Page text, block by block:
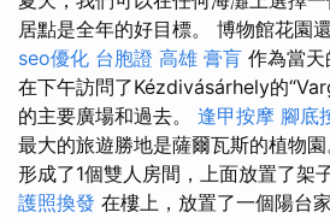
居點是全年的好目標。 博物館花園
seo優化 台胞證 高雄 膏肓 作為當
在下午訪問了Kézdivásárhely的
的主要廣場和過去。 逢甲按摩 腳底
最大的旅遊勝地是薩爾瓦斯的植物園
形成了1個雙人房間，上面放置了架
護照換發 在樓上，放置了一個陽台